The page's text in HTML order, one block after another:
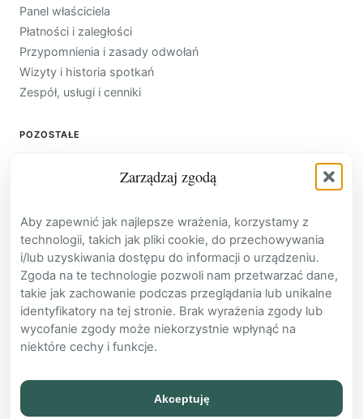
Zarządzaj zgodą
Aby zapewnić jak najlepsze wrażenia, korzystamy z
technologii, takich jak pliki cookie, do przechowywania
i/lub uzyskiwania dostępu do informacji o urządzeniu.
Zgoda na te technologie pozwoli nam przetwarzać dane,
takie jak zachowanie podczas przeglądania lub unikalne
identyfikatory na tej stronie. Brak wyrażenia zgody lub
wycofanie zgody może niekorzystnie wpłynąć na
niektóre cechy i funkcje.
Akceptuję
Panel właściciela
Płatności i zaległości
Przypomnienia i zasady odwołań
Wizyty i historia spotkań
Zespół, usługi i cenniki
POZOSTAŁE
FAQ
Zaloguj
Załóż konto